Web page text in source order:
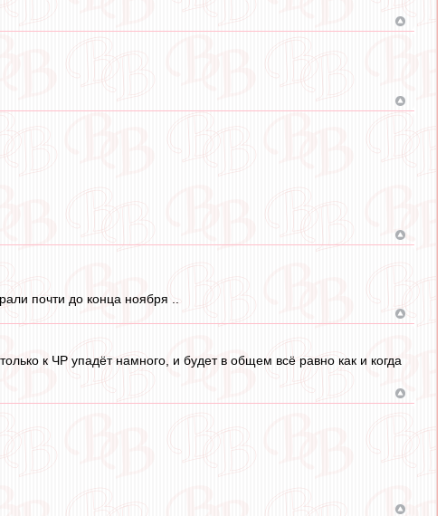
почти до конца ноября ..
к ЧР упадёт намного, и будет в общем всё равно как и когда